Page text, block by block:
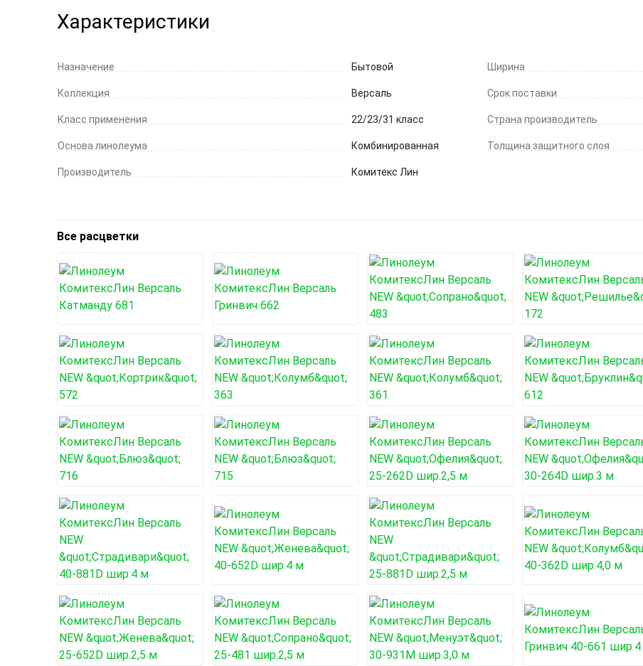
Характеристики
Назначение Бытовой
Коллекция Версаль
Класс применения 22/23/31 класс
Основа линолеума Комбинированная
Производитель Комитекс Лин
Ширина
Срок поставки
Страна производитель
Толщина защитного слоя
Все расцветки